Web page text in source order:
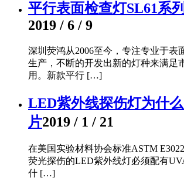
平行表面检查灯SL61系
2019 / 6 / 9
深圳荧鸿从2006至今，专注专业于表
生产，不断的开发出新的灯种来满足
用。新款平行 […]
LED紫外线探伤灯为什
片2019 / 1 / 21
在美国实验材料协会标准ASTM
荧光探伤的LED紫外线灯必须配有
什 […]